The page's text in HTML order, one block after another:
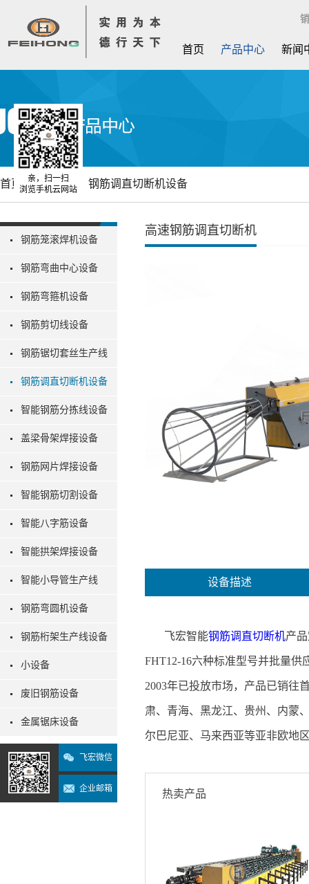
首页 产品中心 新闻
钢筋笼滚焊机设备
钢筋弯曲中心设备
钢筋弯箍机设备
钢筋剪切线设备
钢筋锯切套丝生产线
钢筋调直切断机设备
智能钢筋分拣线设备
盖梁骨架焊接设备
钢筋网片焊接设备
智能钢筋切割设备
智能八字筋设备
智能拱架焊接设备
智能小导管生产线
钢筋弯圆机设备
钢筋桁架生产线设备
小设备
废旧钢筋设备
金属锯床设备
飞宏微信
企业邮箱
首页 产品中心 钢筋调直切断机设备
高速钢筋调直切断机
设备描述
飞宏智能钢筋调直切断机产
FHT12-16六种标准型号并批量供
2003年已投放市场，产品已销往
肃、青海、黑龙江、贵州、内蒙
尔巴尼亚、马来西亚等亚非欧地
热卖产品
亲，扫一扫
浏览手机云网站